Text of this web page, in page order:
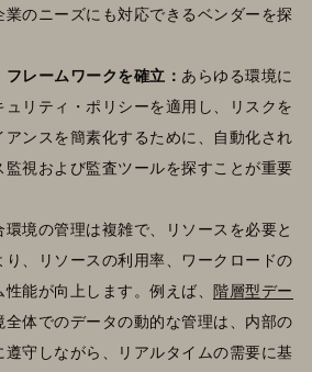
のニーズにも対応できるベンダーを探
レームワークを確立： あらゆる環境に
ュリティ・ポリシーを適用し、リスクを
ンスを簡素化するために、自動化され
監視および監査ツールを探すことが重要
環境の管理は複雑で、リソースを必要と
り、リソースの利用率、ワークロードの
能が向上します。例えば、 階層型デー
全体でのデータの動的な管理は、内部の
守しながら、リアルタイムの需要に基